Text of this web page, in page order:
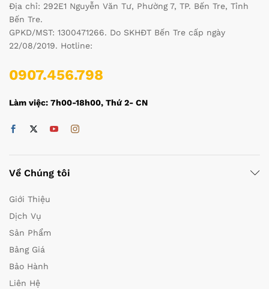
Địa chỉ: 292E1 Nguyễn Văn Tư, Phường 7, TP. Bến Tre, Tỉnh
Bến Tre.
GPKD/MST: 1300471266. Do SKHĐT Bến Tre cấp ngày
22/08/2019. Hotline:
0907.456.798
Làm việc: 7h00-18h00, Thứ 2- CN
Về Chúng tôi
Giới Thiệu
Dịch Vụ
Sản Phẩm
Bảng Giá
Bảo Hành
Liên Hệ